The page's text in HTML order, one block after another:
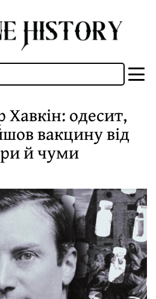
одесит,
вакцину від
й чуми